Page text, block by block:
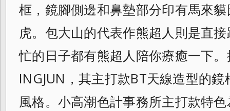
框，鏡腳側邊和鼻墊部分印有馬來
虎。包大山的代表作熊超人則是直
忙的日子都有熊超人陪你療癒一下
INGJUN，其主打款BT天線造型的鏡
風格。小高潮色計事務所主打款特